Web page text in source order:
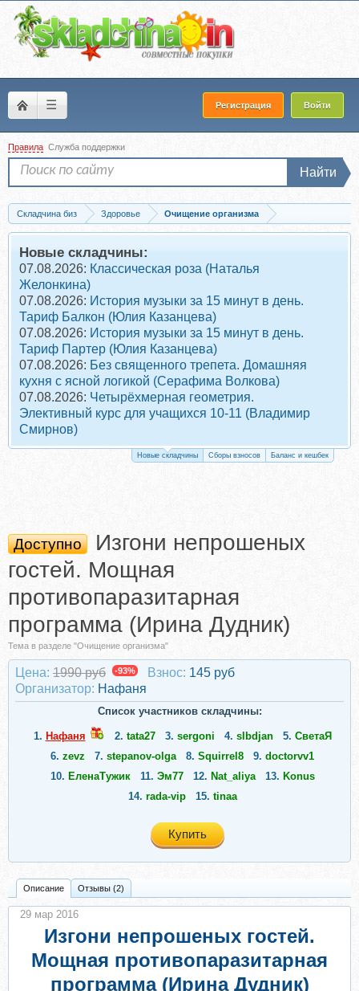
☰ Регистрация Войти
Правила Служба поддержки
Найти
Складчина биз Здоровье
Очищение организма
Скачать Изгони непрошеных гостей. Мощная противопаразитарная программа...
Новые складчины:
07.08.2026: Классическая роза (Наталья
Желонкина)
07.08.2026: История музыки за 15 минут в день.
Тариф Балкон (Юлия Казанцева)
07.08.2026: История музыки за 15 минут в день.
Тариф Партер (Юлия Казанцева)
07.08.2026: Без священного трепета. Домашняя
кухня с ясной логикой (Серафима Волкова)
07.08.2026: Четырёхмерная геометрия.
Элективный курс для учащихся 10-11 (Владимир
Смирнов)
Новые складчины Сборы взносов Баланс и кешбек
Доступно
Изгони непрошеных
гостей. Мощная
противопаразитарная
программа (Ирина Дудник)
Тема в разделе "Очищение организма"
Цена: 1990 руб -93% Взнос: 145 руб
Организатор: Нафаня
Список участников складчины:
1. Нафаня 2. tata27 3. sergoni 4. slbdjan 5. СветаЯ
6. zevz 7. stepanov-olga 8. Squirrel8 9. doctorvv1
10. ЕленаТужик 11. Эм77 12. Nat_aliya 13. Konus
14. rada-vip 15. tinaa
Купить
Описание Отзывы (2)
Изгони непрошеных гостей.
Мощная противопаразитарная
программа (Ирина Дудник)
29 мар 2016